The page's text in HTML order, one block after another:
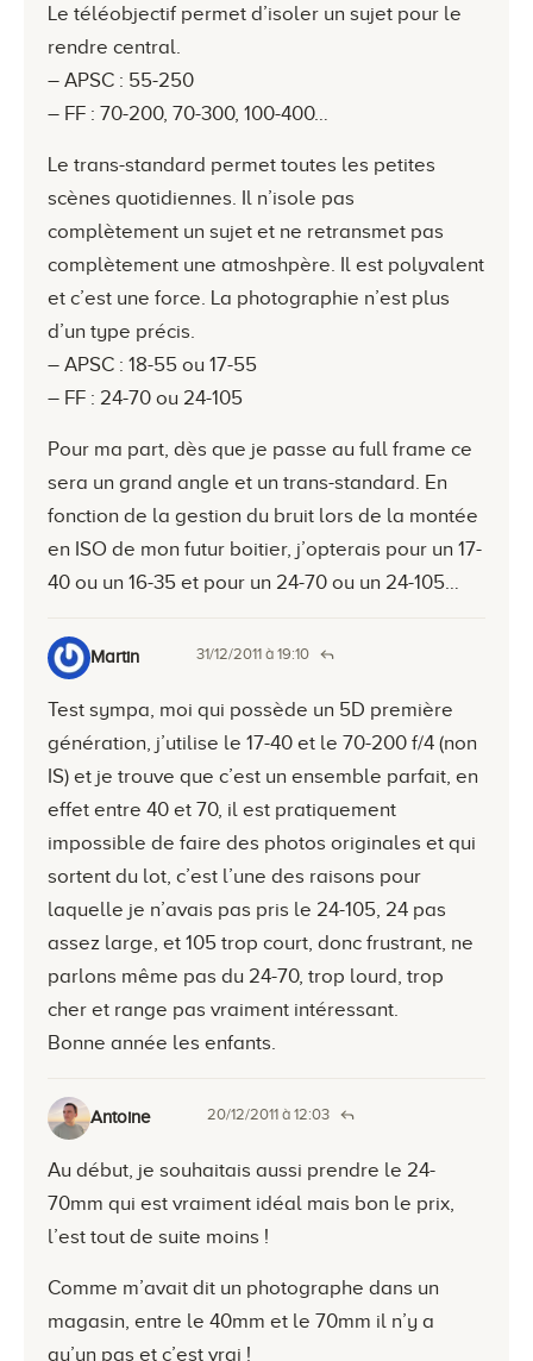
Le téléobjectif permet d’isoler un sujet pour le
rendre central.
– APSC : 55-250
– FF : 70-200, 70-300, 100-400…
Le trans-standard permet toutes les petites
scènes quotidiennes. Il n’isole pas
complètement un sujet et ne retransmet pas
complètement une atmoshpère. Il est polyvalent
et c’est une force. La photographie n’est plus
d’un type précis.
– APSC : 18-55 ou 17-55
– FF : 24-70 ou 24-105
Pour ma part, dès que je passe au full frame ce
sera un grand angle et un trans-standard. En
fonction de la gestion du bruit lors de la montée
en ISO de mon futur boitier, j’opterais pour un 17-
40 ou un 16-35 et pour un 24-70 ou un 24-105…
Martin 31/12/2011 à 19:10
Test sympa, moi qui possède un 5D première
génération, j’utilise le 17-40 et le 70-200 f/4 (non
IS) et je trouve que c’est un ensemble parfait, en
effet entre 40 et 70, il est pratiquement
impossible de faire des photos originales et qui
sortent du lot, c’est l’une des raisons pour
laquelle je n’avais pas pris le 24-105, 24 pas
assez large, et 105 trop court, donc frustrant, ne
parlons même pas du 24-70, trop lourd, trop
cher et range pas vraiment intéressant.
Bonne année les enfants.
Antoine 20/12/2011 à 12:03
Au début, je souhaitais aussi prendre le 24-
70mm qui est vraiment idéal mais bon le prix,
l’est tout de suite moins !
Comme m’avait dit un photographe dans un
magasin, entre le 40mm et le 70mm il n’y a
qu’un pas et c’est vrai !